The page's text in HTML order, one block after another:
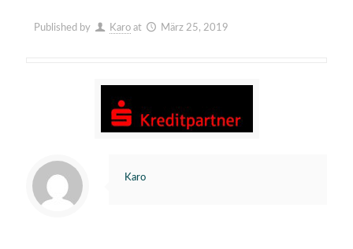
Published by Karo at März 25, 2019
Karo